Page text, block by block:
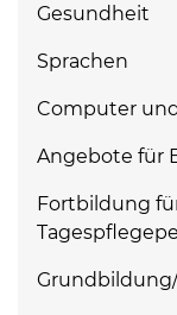
Gesundheit
Sprachen
Computer
Angebote für
Fortbildung